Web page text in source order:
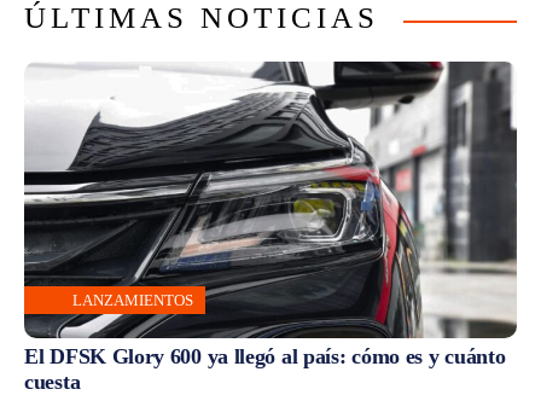
ÚLTIMAS NOTICIAS
LANZAMIENTOS
El DFSK Glory 600 ya llegó al país: cómo es y cuánto
cuesta